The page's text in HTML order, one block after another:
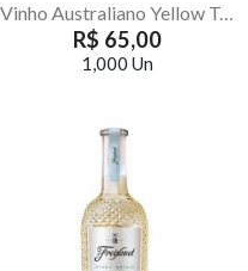
Vinho Australiano Yellow Tail Moscato Branco 750ml
R$ 65,00
1,000 Un